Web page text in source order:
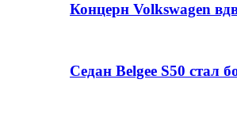
Концерн Volkswagen
Седан Belgee S50 стал